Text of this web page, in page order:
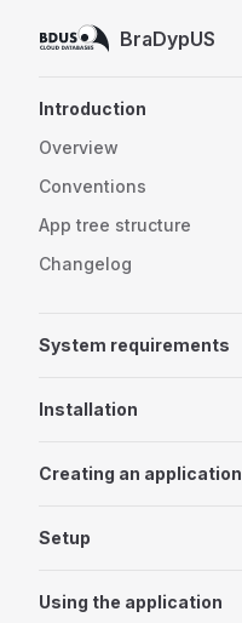
Skip to contentBraDypUS
Introduction
Overview
Conventions
App tree structure
Changelog
System requirements
Installation
Creating an application
Setup
Using the application